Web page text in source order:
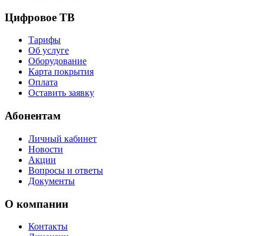
Цифровое ТВ
Тарифы
Об услуге
Оборудование
Карта покрытия
Оплата
Оставить заявку
Абонентам
Личный кабинет
Новости
Акции
Вопросы и ответы
Документы
О компании
Контакты